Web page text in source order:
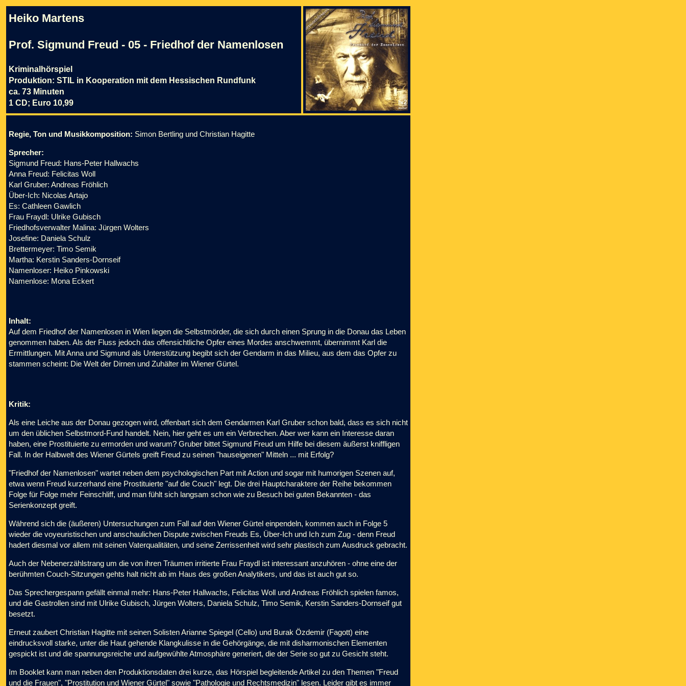
Heiko Martens
Prof. Sigmund Freud - 05 - Friedhof der Namenlosen
Kriminalhörspiel
Produktion: STIL in Kooperation mit dem Hessischen Rundfunk
ca. 73 Minuten
1 CD; Euro 10,99
Regie, Ton und Musikkomposition: Simon Bertling und Christian Hagitte
Sprecher:
Sigmund Freud: Hans-Peter Hallwachs
Anna Freud: Felicitas Woll
Karl Gruber: Andreas Fröhlich
Über-Ich: Nicolas Artajo
Es: Cathleen Gawlich
Frau Fraydl: Ulrike Gubisch
Friedhofsverwalter Malina: Jürgen Wolters
Josefine: Daniela Schulz
Brettermeyer: Timo Semik
Martha: Kerstin Sanders-Dornseif
Namenloser: Heiko Pinkowski
Namenlose: Mona Eckert
Inhalt:
Auf dem Friedhof der Namenlosen in Wien liegen die Selbstmörder, die sich durch einen Sprung in die Donau das Leben
genommen haben. Als der Fluss jedoch das offensichtliche Opfer eines Mordes anschwemmt, übernimmt Karl die
Ermittlungen. Mit Anna und Sigmund als Unterstützung begibt sich der Gendarm in das Milieu, aus dem das Opfer zu
stammen scheint: Die Welt der Dirnen und Zuhälter im Wiener Gürtel.
Kritik:
Als eine Leiche aus der Donau gezogen wird, offenbart sich dem Gendarmen Karl Gruber schon bald, dass es sich nicht
um den üblichen Selbstmord-Fund handelt. Nein, hier geht es um ein Verbrechen. Aber wer kann ein Interesse daran
haben, eine Prostituierte zu ermorden und warum? Gruber bittet Sigmund Freud um Hilfe bei diesem äußerst kniffligen
Fall. In der Halbwelt des Wiener Gürtels greift Freud zu seinen "hauseigenen" Mitteln ... mit Erfolg?
"Friedhof der Namenlosen" wartet neben dem psychologischen Part mit Action und sogar mit humorigen Szenen auf,
etwa wenn Freud kurzerhand eine Prostituierte "auf die Couch" legt. Die drei Hauptcharaktere der Reihe bekommen
Folge für Folge mehr Feinschliff, und man fühlt sich langsam schon wie zu Besuch bei guten Bekannten - das
Serienkonzept greift.
Während sich die (äußeren) Untersuchungen zum Fall auf den Wiener Gürtel einpendeln, kommen auch in Folge 5
wieder die voyeuristischen und anschaulichen Dispute zwischen Freuds Es, Über-Ich und Ich zum Zug - denn Freud
hadert diesmal vor allem mit seinen Vaterqualitäten, und seine Zerrissenheit wird sehr plastisch zum Ausdruck gebracht.
Auch der Nebenerzählstrang um die von ihren Träumen irritierte Frau Fraydl ist interessant anzuhören - ohne eine der
berühmten Couch-Sitzungen gehts halt nicht ab im Haus des großen Analytikers, und das ist auch gut so.
Das Sprechergespann gefällt einmal mehr: Hans-Peter Hallwachs, Felicitas Woll und Andreas Fröhlich spielen famos,
und die Gastrollen sind mit Ulrike Gubisch, Jürgen Wolters, Daniela Schulz, Timo Semik, Kerstin Sanders-Dornseif gut
besetzt.
Erneut zaubert Christian Hagitte mit seinen Solisten Arianne Spiegel (Cello) und Burak Özdemir (Fagott) eine
eindrucksvoll starke, unter die Haut gehende Klangkulisse in die Gehörgänge, die mit disharmonischen Elementen
gespickt ist und die spannungsreiche und aufgewühlte Atmosphäre generiert, die der Serie so gut zu Gesicht steht.
Im Booklet kann man neben den Produktionsdaten drei kurze, das Hörspiel begleitende Artikel zu den Themen "Freud
und die Frauen", "Prostitution und Wiener Gürtel" sowie "Pathologie und Rechtsmedizin" lesen. Leider gibt es immer